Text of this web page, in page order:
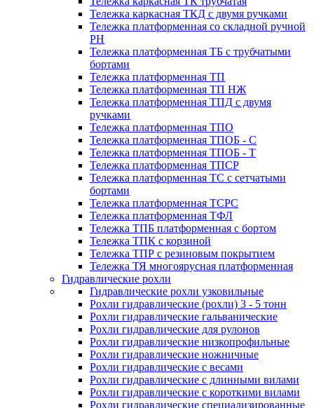
Тележка каркасная ТКД с двумя ручками
Тележка платформенная со складной ручной
PH
Тележка платформенная ТБ с трубчатыми
бортами
Тележка платформенная ТП
Тележка платформенная ТП НЖ
Тележка платформенная ТПД с двумя
ручками
Тележка платформенная ТПО
Тележка платформенная ТПОБ - С
Тележка платформенная ТПОБ - Т
Тележка платформенная ТПСР
Тележка платформенная ТС с сетчатыми
бортами
Тележка платформенная ТСРС
Тележка платформенная ТФЛ
Тележка ТПБ платформенная с бортом
Тележка ТПК с корзиной
Тележка ТПР с резиновым покрытием
Тележка ТЯ многоярусная платформенная
Гидравлические рохли
Гидравлические рохли узковильные
Рохли гидравлические (рохли) 3 - 5 тонн
Рохли гидравлические гальванические
Рохли гидравлические для рулонов
Рохли гидравлические низкопрофильные
Рохли гидравлические ножничные
Рохли гидравлические с весами
Рохли гидравлические с длинными вилами
Рохли гидравлические с короткими вилами
Рохли гидравлические специализированные